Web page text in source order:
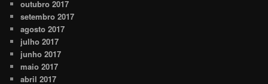
outubro 2017
setembro 2017
agosto 2017
julho 2017
junho 2017
maio 2017
abril 2017